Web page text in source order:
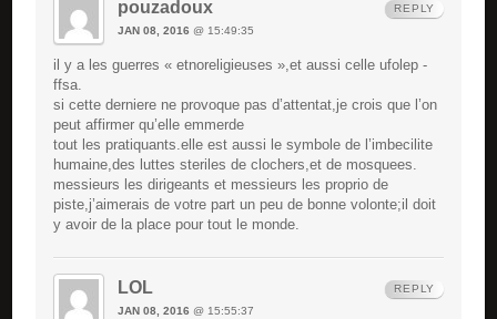
pouzadoux
JAN 08, 2016 @ 15:49:35
il y a les guerres « etnoreligieuses »,et aussi celle ufolep -
ffsa.
si cette derniere ne provoque pas d’attentat,je crois que l’on
peut affirmer qu’elle emmerde
tout les pratiquants.elle est aussi le symbole de l’imbecilite
humaine,des luttes steriles de clochers,et de mosquees.
messieurs les dirigeants et messieurs les proprio de
piste,j’aimerais de votre part un peu de bonne volonte;il doit
y avoir de la place pour tout le monde.
REPLY
LOL
JAN 08, 2016 @ 15:55:37
REPLY